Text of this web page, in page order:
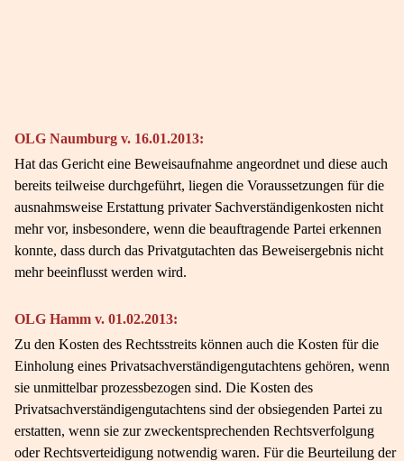
OLG Naumburg v. 16.01.2013:
Hat das Gericht eine Beweisaufnahme angeordnet und diese auch
bereits teilweise durchgeführt, liegen die Voraussetzungen für die
ausnahmsweise Erstattung privater Sachverständigenkosten nicht
mehr vor, insbesondere, wenn die beauftragende Partei erkennen
konnte, dass durch das Privatgutachten das Beweisergebnis nicht
mehr beeinflusst werden wird.
OLG Hamm v. 01.02.2013:
Zu den Kosten des Rechtsstreits können auch die Kosten für die
Einholung eines Privatsachverständigengutachtens gehören, wenn
sie unmittelbar prozessbezogen sind. Die Kosten des
Privatsachverständigengutachtens sind der obsiegenden Partei zu
erstatten, wenn sie zur zweckentsprechenden Rechtsverfolgung
oder Rechtsverteidigung notwendig waren. Für die Beurteilung der